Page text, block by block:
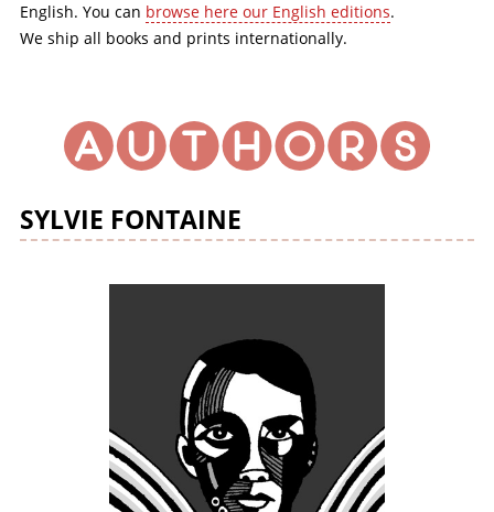
English. You can browse here our English editions.
We ship all books and prints internationally.
SYLVIE FONTAINE